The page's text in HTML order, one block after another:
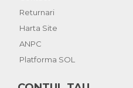
Returnari
Harta Site
ANPC
Platforma SOL